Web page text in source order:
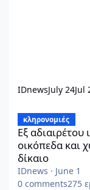
IDnewsJuly 24Jul
κληρονομιές
Εξ αδιαιρέτου
οικόπεδα και
δίκαιο
IDnews · June 1
0 comments275